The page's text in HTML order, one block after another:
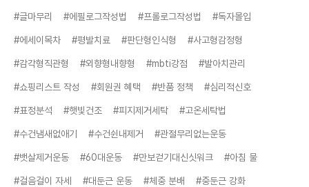
#글마무리 #에필로그작성법 #프롤로그작성법 #독자몰입
#에세이목차 #평발치료 #판단형인식형 #사고형감정형
#감각형직관형 #외향형내향형 #mbti강점 #발아치관리
#쇼핑리스트 작성 #회원권 혜택 #반품 정책 #심리적신호
#표정분석 #햇빛건조 #피지제거세탁 #고온세탁법
#수건냄새없애기 #수건쉰내제거 #관절무리없는운동
#뱃살제거운동 #60대운동 #만보걷기대신싯워크 #아침 물
#걸음걸이 자세 #대둔근 운동 #체중 분배 #중둔근 강화